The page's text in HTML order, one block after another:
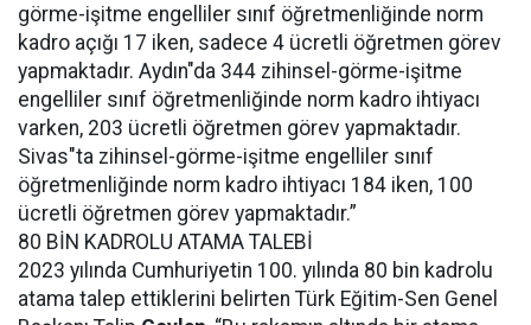
görme-işitme engelliler sınıf öğretmenliğinde norm
kadro açığı 17 iken, sadece 4 ücretli öğretmen görev
yapmaktadır. Aydın"da 344 zihinsel-görme-işitme
engelliler sınıf öğretmenliğinde norm kadro ihtiyacı
varken, 203 ücretli öğretmen görev yapmaktadır.
Sivas"ta zihinsel-görme-işitme engelliler sınıf
öğretmenliğinde norm kadro ihtiyacı 184 iken, 100
ücretli öğretmen görev yapmaktadır.”
80 BİN KADROLU ATAMA TALEBİ
2023 yılında Cumhuriyetin 100. yılında 80 bin kadrolu
atama talep ettiklerini belirten Türk Eğitim-Sen Genel